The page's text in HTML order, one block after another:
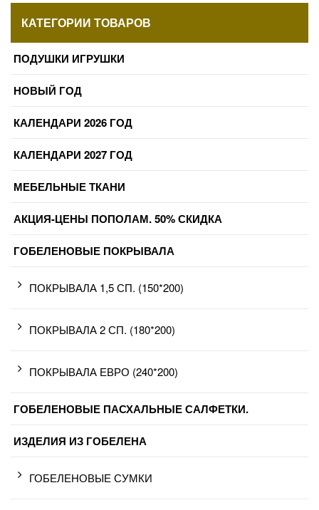
КАТЕГОРИИ ТОВАРОВ
ПОДУШКИ ИГРУШКИ
НОВЫЙ ГОД
КАЛЕНДАРИ 2026 ГОД
КАЛЕНДАРИ 2027 ГОД
МЕБЕЛЬНЫЕ ТКАНИ
АКЦИЯ-ЦЕНЫ ПОПОЛАМ. 50% СКИДКА
ГОБЕЛЕНОВЫЕ ПОКРЫВАЛА
ПОКРЫВАЛА 1,5 СП. (150*200)
ПОКРЫВАЛА 2 СП. (180*200)
ПОКРЫВАЛА ЕВРО (240*200)
ГОБЕЛЕНОВЫЕ ПАСХАЛЬНЫЕ САЛФЕТКИ.
ИЗДЕЛИЯ ИЗ ГОБЕЛЕНА
ГОБЕЛЕНОВЫЕ СУМКИ